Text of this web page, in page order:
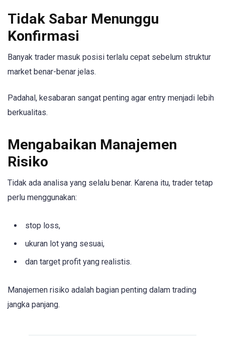
Tidak Sabar Menunggu
Konfirmasi
Banyak trader masuk posisi terlalu cepat sebelum struktur
market benar-benar jelas.
Padahal, kesabaran sangat penting agar entry menjadi lebih
berkualitas.
Mengabaikan Manajemen
Risiko
Tidak ada analisa yang selalu benar. Karena itu, trader tetap
perlu menggunakan:
stop loss,
ukuran lot yang sesuai,
dan target profit yang realistis.
Manajemen risiko adalah bagian penting dalam trading
jangka panjang.